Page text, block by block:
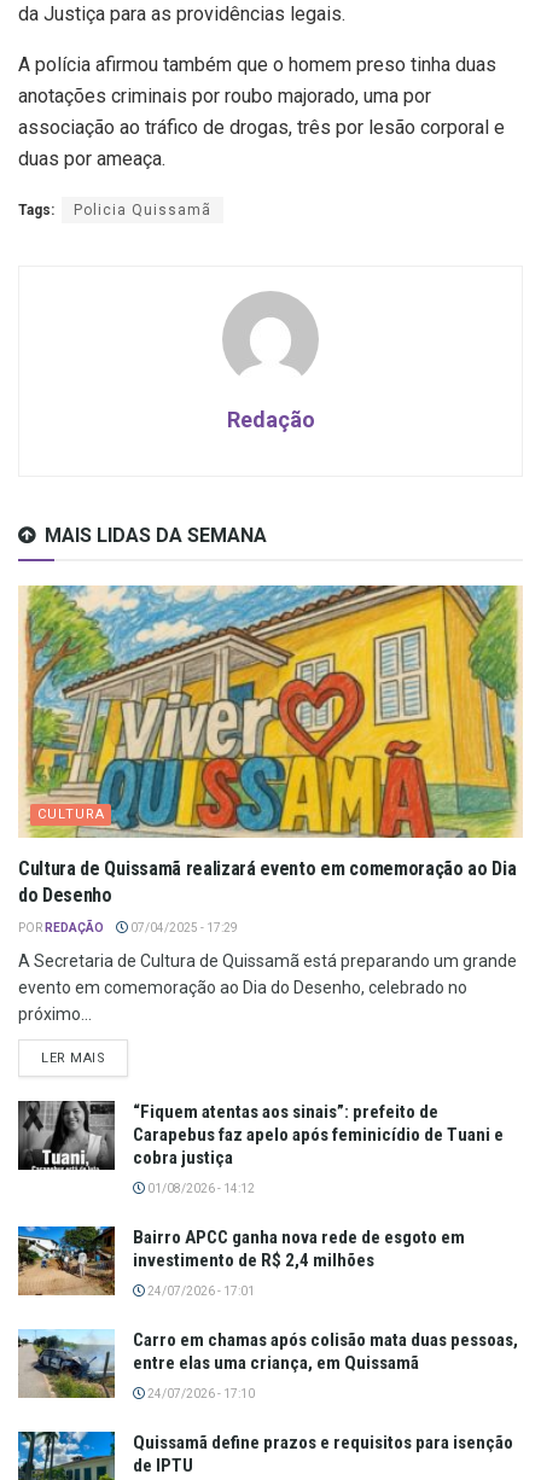
da Justiça para as providências legais.
A polícia afirmou também que o homem preso tinha duas
anotações criminais por roubo majorado, uma por
associação ao tráfico de drogas, três por lesão corporal e
duas por ameaça.
Tags: Policia Quissamã
Redação
MAIS LIDAS DA SEMANA
CULTURA
Cultura de Quissamã realizará evento em comemoração ao Dia
do Desenho
POR REDAÇÃO 07/04/2025 - 17:29
A Secretaria de Cultura de Quissamã está preparando um grande
evento em comemoração ao Dia do Desenho, celebrado no
próximo...
LER MAIS
“Fiquem atentas aos sinais”: prefeito de
Carapebus faz apelo após feminicídio de Tuani e
cobra justiça
01/08/2026 - 14:12
Bairro APCC ganha nova rede de esgoto em
investimento de R$ 2,4 milhões
24/07/2026 - 17:01
Carro em chamas após colisão mata duas pessoas,
entre elas uma criança, em Quissamã
24/07/2026 - 17:10
Quissamã define prazos e requisitos para isenção
de IPTU